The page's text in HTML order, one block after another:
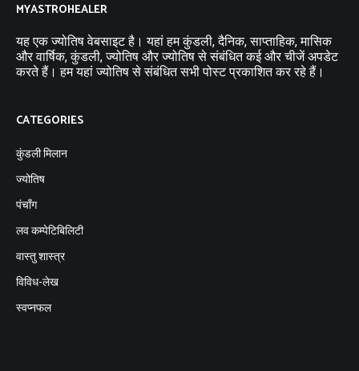
MYASTROHEALER
यह एक ज्योतिष वेबसाइट है। यहां हम कुंडली, दैनिक, साप्ताहिक, मासिक
और वार्षिक, कुंडली, ज्योतिष और ज्योतिष से संबंधित कई और चीजें अपडेट
करते हैं। हम यहां ज्योतिष से संबंधित सभी पोस्ट प्रकाशित कर रहे हैं।
CATEGORIES
कुंडली मिलान
ज्योतिष
पंचाँग
लव कम्पेटिबिलिटी
वास्तु शास्त्र
विविध-लेख
स्वप्नफल